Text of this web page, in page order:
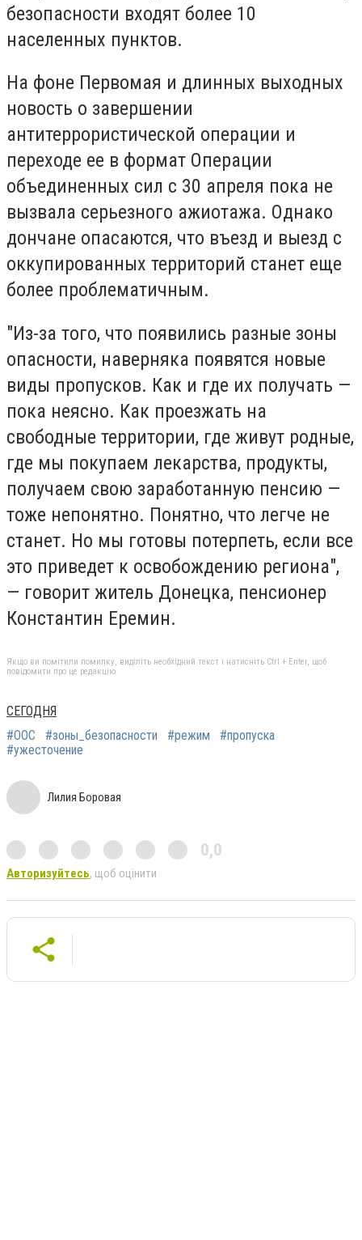
безопасности входят более 10
населенных пунктов.
На фоне Первомая и длинных выходных
новость о завершении
антитеррористической операции и
переходе ее в формат Операции
объединенных сил с 30 апреля пока не
вызвала серьезного ажиотажа. Однако
дончане опасаются, что въезд и выезд с
оккупированных территорий станет еще
более проблематичным.
"Из-за того, что появились разные зоны
опасности, наверняка появятся новые
виды пропусков. Как и где их получать —
пока неясно. Как проезжать на
свободные территории, где живут родные,
где мы покупаем лекарства, продукты,
получаем свою заработанную пенсию —
тоже непонятно. Понятно, что легче не
станет. Но мы готовы потерпеть, если все
это приведет к освобождению региона",
— говорит житель Донецка, пенсионер
Константин Еремин.
Якщо ви помітили помилку, виділіть необхідний текст і натисніть Ctrl + Enter, щоб
повідомити про це редакцію
СЕГОДНЯ
#ООС
#зоны_безопасности #режим
#пропуска
#ужесточение
Лилия Боровая
0,0
Авторизуйтесь, щоб оцінити